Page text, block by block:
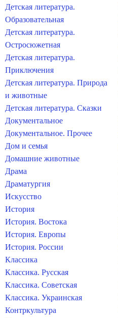
Детская литература.
Образовательная
Детская литература.
Остросюжетная
Детская литература.
Приключения
Детская литература. Природа
и животные
Детская литература. Сказки
Документальное
Документальное. Прочее
Дом и семья
Домашние животные
Драма
Драматургия
Искусство
История
История. Востока
История. Европы
История. России
Классика
Классика. Русская
Классика. Советская
Классика. Украинская
Контркультура